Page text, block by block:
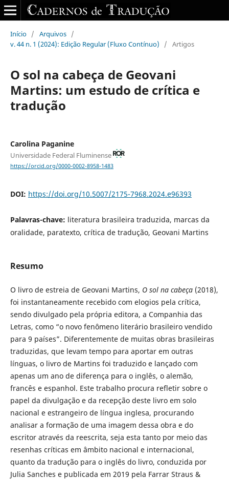
Início / Arquivos /
v. 44 n. 1 (2024): Edição Regular (Fluxo Contínuo)
/ Artigos
O sol na cabeça de Geovani
Martins: um estudo de crítica e
tradução
Carolina Paganine
Universidade Federal Fluminense
https://orcid.org/0000-0002-8958-1483
DOI: https://doi.org/10.5007/2175-7968.2024.e96393
Palavras-chave: literatura brasileira traduzida, marcas da
oralidade, paratexto, crítica de tradução, Geovani Martins
Resumo
O livro de estreia de Geovani Martins, O sol na cabeça(2018),
foi instantaneamente recebido com elogios pela crítica,
sendo divulgado pela própria editora, a Companhia das
Letras, como “o novo fenômeno literário brasileiro vendido
para 9 países”. Diferentemente de muitas obras brasileiras
traduzidas, que levam tempo para aportar em outras
línguas, o livro de Martins foi traduzido e lançado com
apenas um ano de diferença para o inglês, o alemão,
francês e espanhol. Este trabalho procura refletir sobre o
papel da divulgação e da recepção deste livro em solo
nacional e estrangeiro de língua inglesa, procurando
analisar a formação de uma imagem dessa obra e do
escritor através da reescrita, seja esta tanto por meio das
resenhas críticas em âmbito nacional e internacional,
quanto da tradução para o inglês do livro, conduzida por
Julia Sanches e publicada em 2019 pela Farrar Straus &